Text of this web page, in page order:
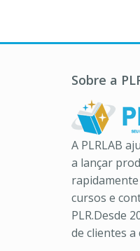
Sobre a
A PLRLAB
a lançar
cursos e
PLR.Desde
de clientes